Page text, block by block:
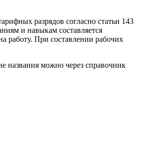
разрядов согласно статьи 143
и навыкам составляется
работу. При составлении рабочих
названия можно через справочник